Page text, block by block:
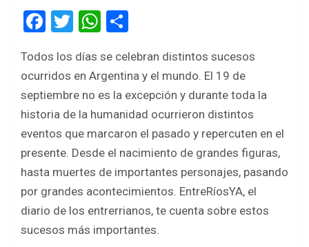
F
ce
b
o
o
k
T
tt
er
W
at
s
A
p
p
ar
e
Todos los días se celebran distintos sucesos
ocurridos en Argentina y el mundo. El 19 de
septiembre no es la excepción y durante toda la
historia de la humanidad ocurrieron distintos
eventos que marcaron el pasado y repercuten en el
presente. Desde el nacimiento de grandes figuras,
hasta muertes de importantes personajes, pasando
por grandes acontecimientos. EntreRíosYA, el
diario de los entrerrianos, te cuenta sobre estos
sucesos más importantes.